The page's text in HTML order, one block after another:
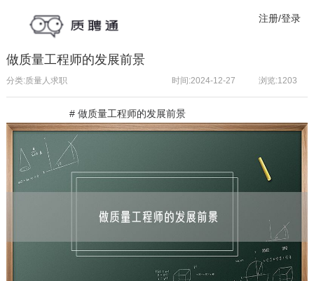
注册/登录
做质量工程师的发展前景
分类:质量人求职 浏览:1203
时间:2024-12-27
# 做质量工程师的发展前景